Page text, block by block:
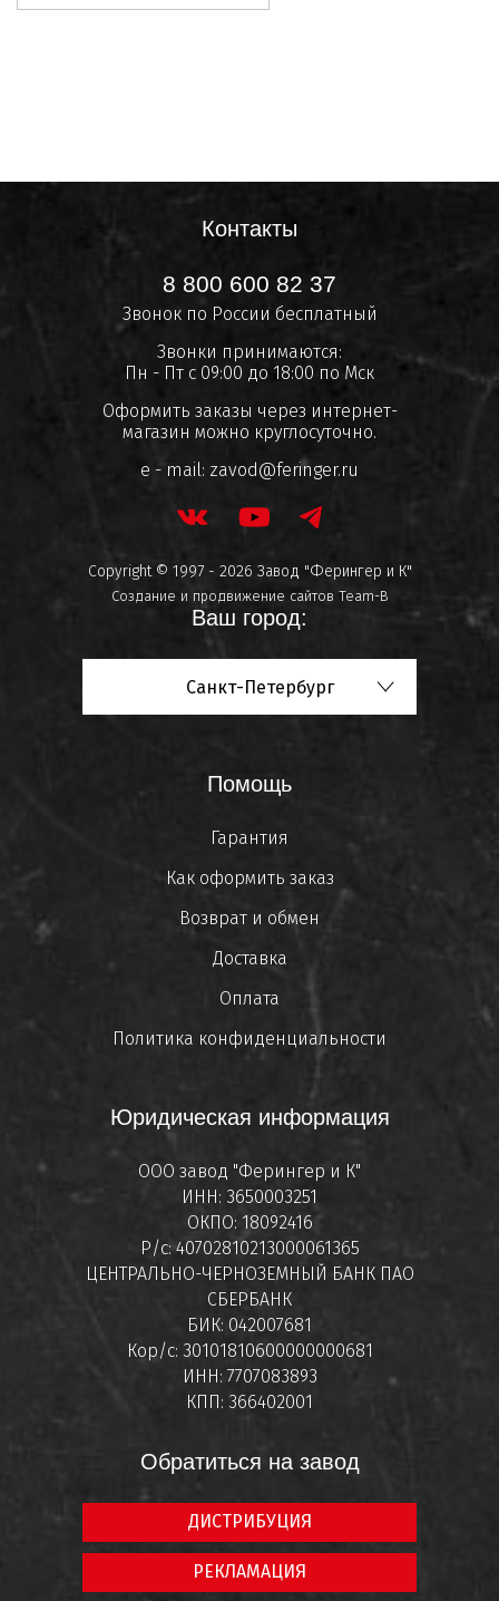
Контакты
8 800 600 82 37
Звонок по России бесплатный
Звонки принимаются:
Пн - Пт с 09:00 до 18:00 по Мск
Оформить заказы через интернет-
магазин можно круглосуточно.
e - mail: zavod@feringer.ru
Copyright © 1997 - 2026 Завод "Ферингер и К"
Создание и продвижение сайтов Team-B
Ваш город:
Санкт-Петербург
Помощь
Гарантия
Как оформить заказ
Возврат и обмен
Доставка
Оплата
Политика конфиденциальности
Юридическая информация
ООО завод "Ферингер и К"
ИНН: 3650003251
ОКПО: 18092416
Р/с: 40702810213000061365
ЦЕНТРАЛЬНО-ЧЕРНОЗЕМНЫЙ БАНК ПАО
СБЕРБАНК
БИК: 042007681
Кор/с: 30101810600000000681
ИНН: 7707083893
КПП: 366402001
Обратиться на завод
ДИСТРИБУЦИЯ
РЕКЛАМАЦИЯ